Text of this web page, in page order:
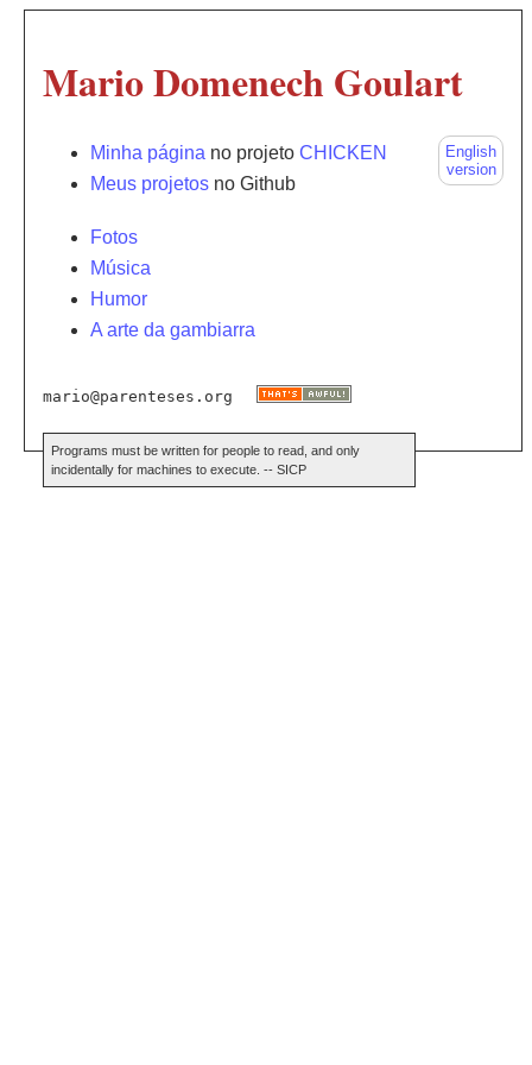
Mario Domenech Goulart
English
version
Minha página no projeto CHICKEN
Meus projetos no Github
Fotos
Música
Humor
A arte da gambiarra
mario@parenteses.org
Programs must be written for people to read, and only
incidentally for machines to execute. -- SICP